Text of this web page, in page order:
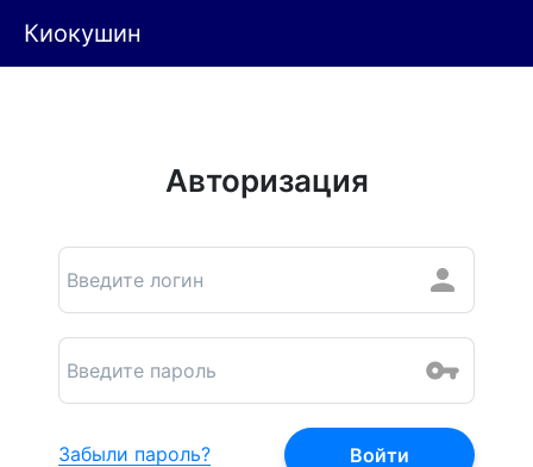
Киокушин
Авторизация
Забыли пароль?